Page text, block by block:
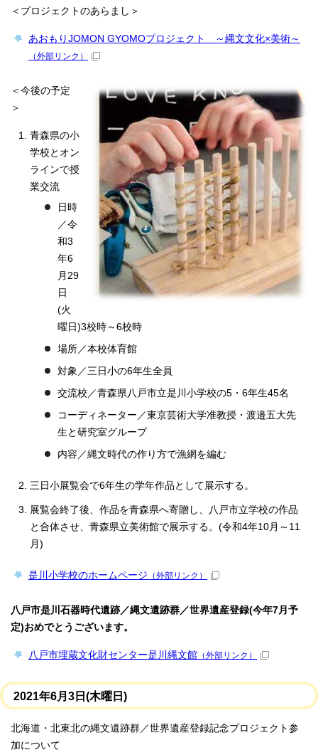
＜プロジェクトのあらまし＞
あおもりJOMON GYOMOプロジェクト ～縄文文化×美術～
（外部リンク）
＜今後の予定
＞
青森県の小
学校とオン
ラインで授
業交流
日時
／令
和3
年6
月29
日
(火
曜日)3校時～6校時
場所／本校体育館
対象／三日小の6年生全員
交流校／青森県八戸市立是川小学校の5・6年生45名
コーディネーター／東京芸術大学准教授・渡邉五大先
生と研究室グループ
内容／縄文時代の作り方で漁網を編む
三日小展覧会で6年生の学年作品として展示する。
展覧会終了後、作品を青森県へ寄贈し、八戸市立学校の作品
と合体させ、青森県立美術館で展示する。(令和4年10月～11
月)
是川小学校のホームページ （外部リンク）
八戸市是川石器時代遺跡／縄文遺跡群／世界遺産登録(今年7月予
定)おめでとうございます。
八戸市埋蔵文化財センター是川縄文館 （外部リンク）
2021年6月3日(木曜日)
北海道・北東北の縄文遺跡群／世界遺産登録記念プロジェクト参
加について